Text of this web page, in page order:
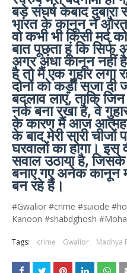
बड़े संघर्ष केबाद
भारत के कानून ने औरत
वो कभी भी किसी
बात पूछता हूं कि सिर्फ
अगर अंधा कानून नहीं
है तो मैं एक गुहार लगा
दोनों को कड़ी सजा दी
बदलाव लाएं, ताकि
नर्क बना रखा है, वे
के कारण मैं आज
के बाद मेरी सारी चीजों
घरवालों का होगा। इस
सवाल उठाया है,
बनाए गए अनेक कानून
बन रहे हैं।
#Gwalior #crime #suicide
Kanoon #shabdghosh
Tags: crime Gwalior Madhya